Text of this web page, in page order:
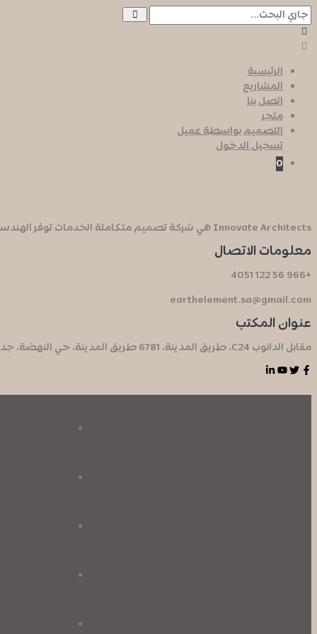
الرئيسية
المشاريع
اتصل بنا
متجر
التصميم بواسطة عميل
تسجيل الدخول
0
Innovate Architects هي شركة تصميم متكاملة الخدمات توفر الهندسة المعمارية.
معلومات الاتصال
+966 56 122 4051
earthelement.sa@gmail.com
عنوان المكتب
مقابل الدانوب C24، طريق المدينة، 6781 طريق المدينة، حي النهضة، جدة 23532 2315 مبنى طريق المدينة، جدة المملكة العربية السعودية